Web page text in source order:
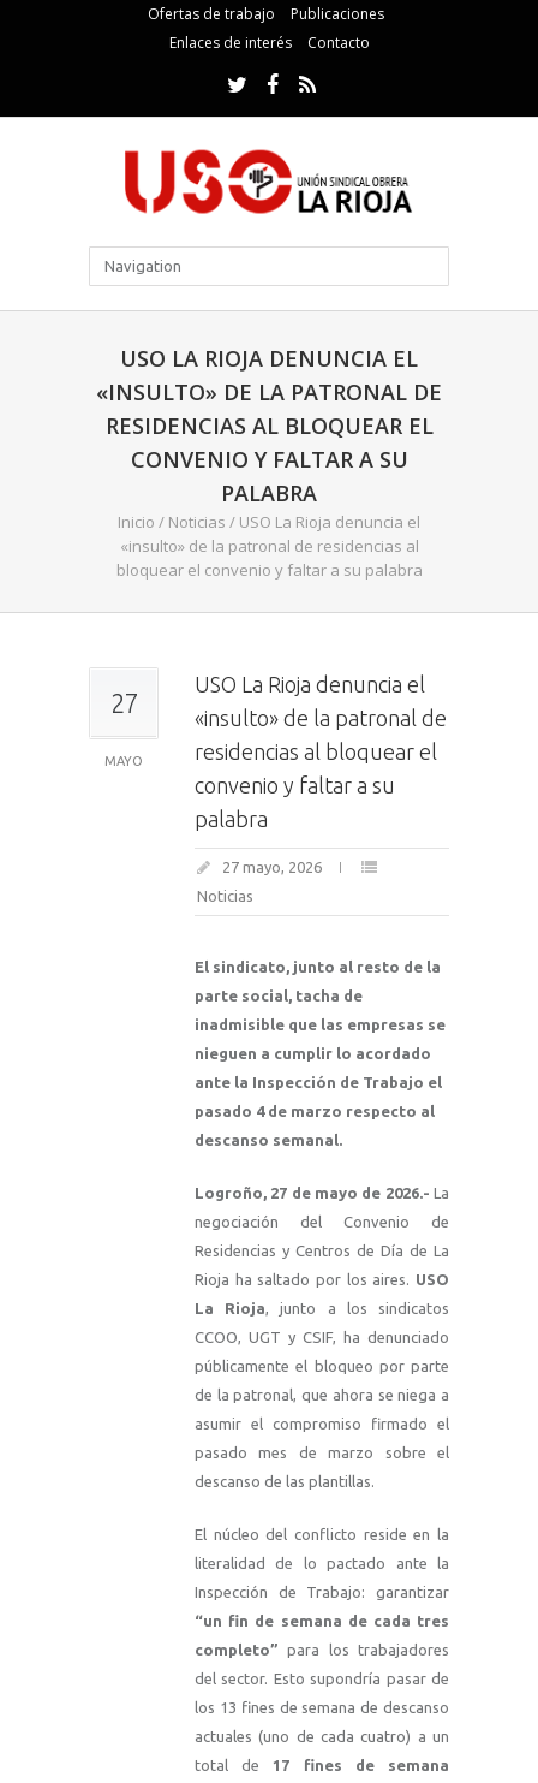
Ofertas de trabajo
Publicaciones
Enlaces de interés
Contacto
USO LA RIOJA DENUNCIA EL
«INSULTO» DE LA PATRONAL DE
RESIDENCIAS AL BLOQUEAR EL
CONVENIO Y FALTAR A SU
PALABRA
Inicio / Noticias / USO La Rioja denuncia el
«insulto» de la patronal de residencias al
bloquear el convenio y faltar a su palabra
27
MAYO
USO La Rioja denuncia el
«insulto» de la patronal de
residencias al bloquear el
convenio y faltar a su
palabra
27 mayo, 2026
Noticias
El sindicato, junto al resto de la
parte social, tacha de
inadmisible que las empresas se
nieguen a cumplir lo acordado
ante la Inspección de Trabajo el
pasado 4 de marzo respecto al
descanso semanal.
Logroño, 27 de mayo de 2026.- La
negociación del Convenio de
Residencias y Centros de Día de La
Rioja ha saltado por los aires. USO
La Rioja, junto a los sindicatos
CCOO, UGT y CSIF, ha denunciado
públicamente el bloqueo por parte
de la patronal, que ahora se niega a
asumir el compromiso firmado el
pasado mes de marzo sobre el
descanso de las plantillas.
El núcleo del conflicto reside en la
literalidad de lo pactado ante la
Inspección de Trabajo: garantizar
“un fin de semana de cada tres
completo” para los trabajadores
del sector. Esto supondría pasar de
los 13 fines de semana de descanso
actuales (uno de cada cuatro) a un
total de 17 fines de semana